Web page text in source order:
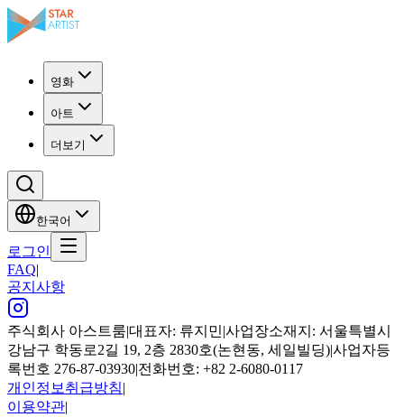
영화
아트
더보기
한국어
로그인
FAQ|
공지사항
주식회사 아스트룸|대표자: 류지민|사업장소재지: 서울특별시
강남구 학동로2길 19, 2층 2830호(논현동, 세일빌딩)|사업자등
록번호 276-87-03930|전화번호: +82 2-6080-0117
개인정보취급방침|
이용약관|